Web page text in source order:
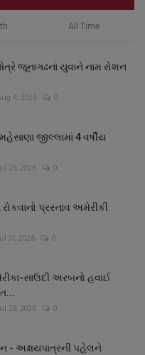
All Time
જૂનાગઢનાં યુવાને નામ રોશન
4, 2026 0
જીલ્લામાં 4 વર્ષીય
29, 2026 0
પ્રસ્તાવ અમેરીકી
31, 2026 0
સાઉદી અરબનો હવાઈ
29, 2026 0
- અક્ષયપાત્રની પહેલને